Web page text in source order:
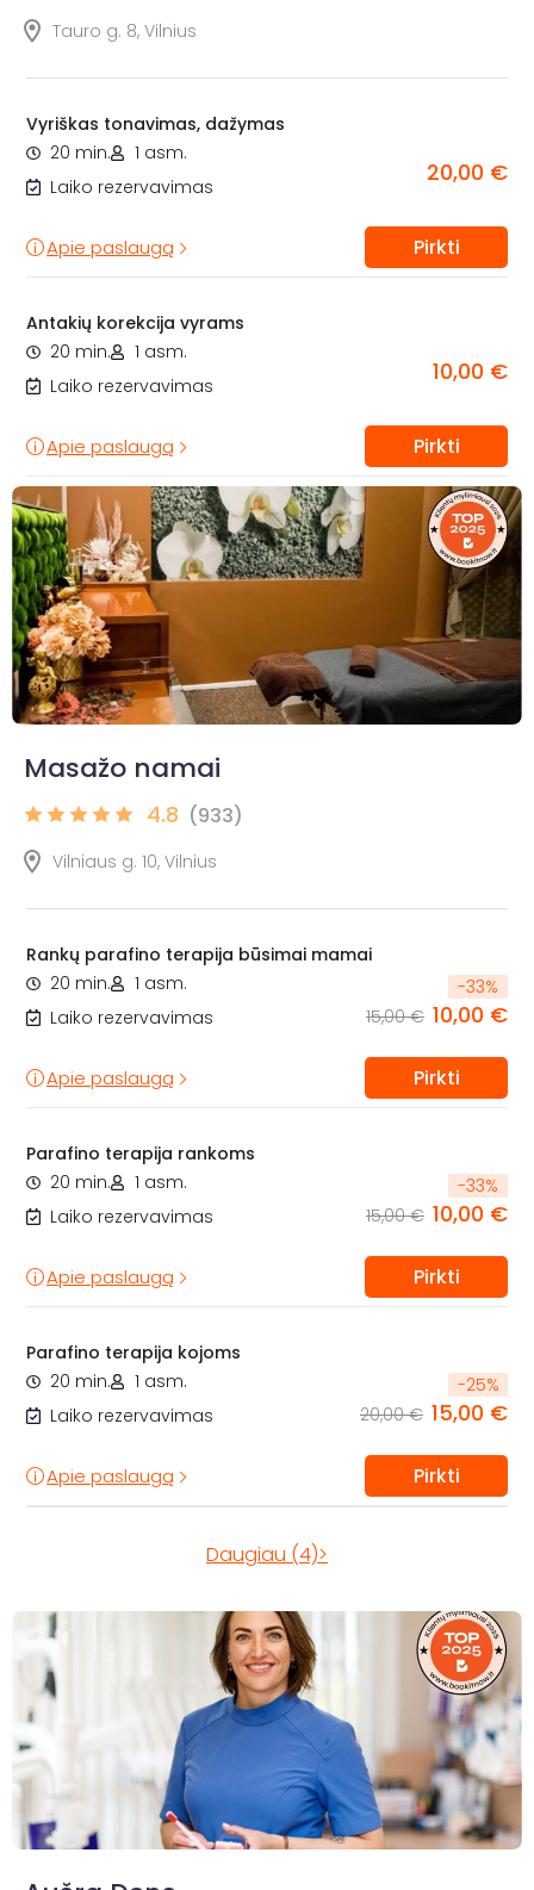
Tauro g. 8, Vilnius
Vyriškas tonavimas, dažymas
20 min.
1 asm.
Laiko rezervavimas
20,00 €
Apie paslaugą Pirkti
Antakių korekcija vyrams
20 min.
1 asm.
Laiko rezervavimas
10,00 €
Apie paslaugą Pirkti
Masažo namai
4.8 (933)
Vilniaus g. 10, Vilnius
Rankų parafino terapija būsimai mamai
20 min.
1 asm.
Laiko rezervavimas
-33%
15,00 € 10,00 €
Apie paslaugą Pirkti
Parafino terapija rankoms
20 min.
1 asm.
Laiko rezervavimas
-33%
15,00 € 10,00 €
Apie paslaugą Pirkti
Parafino terapija kojoms
20 min.
1 asm.
Laiko rezervavimas
-25%
20,00 € 15,00 €
Apie paslaugą Pirkti
Daugiau (4)>